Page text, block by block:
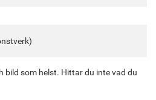
bild som helst. Hittar du inte vad du